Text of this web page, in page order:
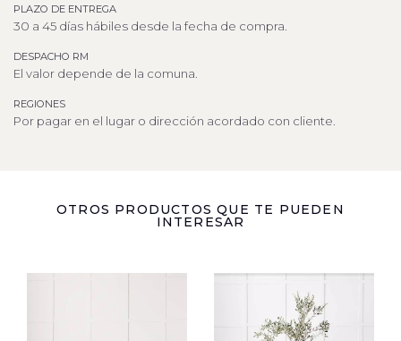
PLAZO DE ENTREGA
30 a 45 días hábiles desde la fecha de compra.
DESPACHO RM
El valor depende de la comuna.
REGIONES
Por pagar en el lugar o dirección acordado con cliente.
OTROS PRODUCTOS QUE TE PUEDEN
INTERESAR